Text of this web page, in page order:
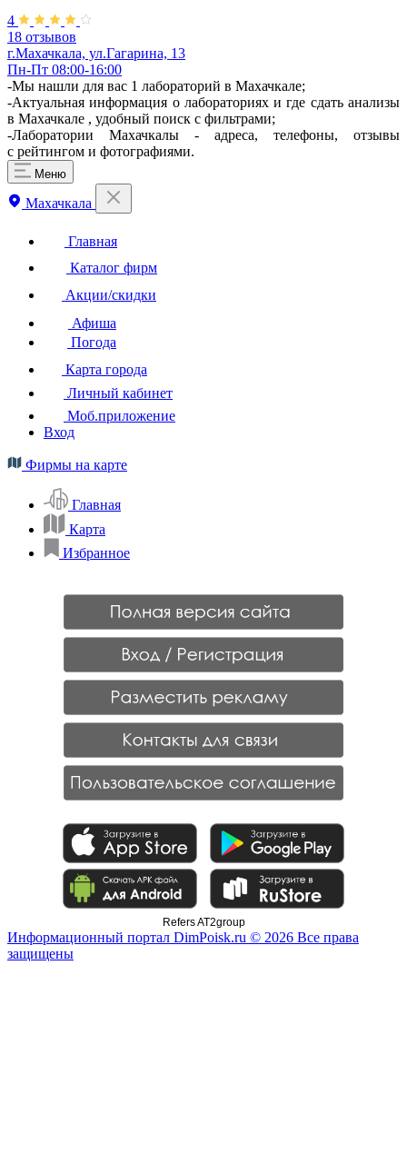
4
18 отзывов
г.Махачкала, ул.Гагарина, 13
Пн-Пт 08:00-16:00
-Мы нашли для вас 1 лабораторий в Махачкале;
-Актуальная информация о лабораториях и где сдать анализы
в Махачкале , удобный поиск с фильтрами;
-Лаборатории Махачкалы - адреса, телефоны, отзывы
с рейтингом и фотографиями.
Меню
Махачкала
Главная
Каталог фирм
Акции/скидки
Афиша
Погода
Карта города
Личный кабинет
Моб.приложение
Вход
Фирмы на карте
Главная
Карта
Избранное
Refers AT2group
Информационный портал DimPoisk.ru © 2026 Все права
защищены